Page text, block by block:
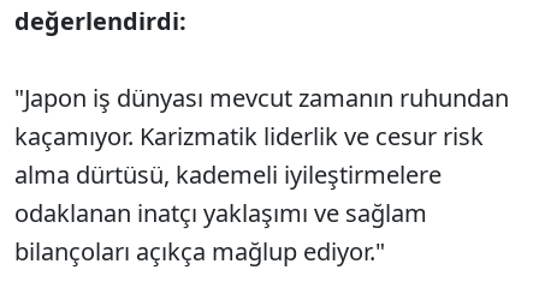
değerlendirdi:
"Japon iş dünyası mevcut zamanın ruhundan
kaçamıyor. Karizmatik liderlik ve cesur risk
alma dürtüsü, kademeli iyileştirmelere
odaklanan inatçı yaklaşımı ve sağlam
bilançoları açıkça mağlup ediyor."